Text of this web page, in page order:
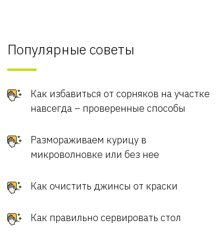
Популярные советы
Как избавиться от сорняков на участке
навсегда – проверенные способы
Размораживаем курицу в
микроволновке или без нее
Как очистить джинсы от краски
Как правильно сервировать стол